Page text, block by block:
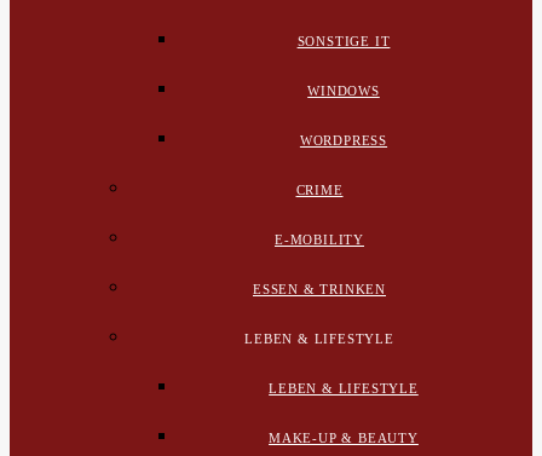
SONSTIGE IT
WINDOWS
WORDPRESS
CRIME
E-MOBILITY
ESSEN & TRINKEN
LEBEN & LIFESTYLE
LEBEN & LIFESTYLE
MAKE-UP & BEAUTY